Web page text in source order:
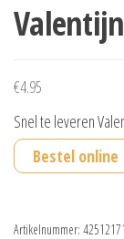
€4.95
Snel te leveren
Bestel online
Artikelnummer: